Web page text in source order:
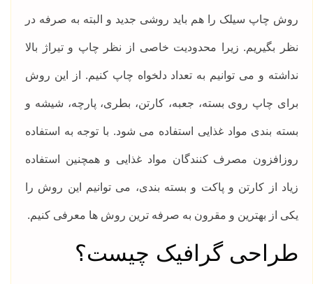
روش چاپ سیلک را هم باید روشی جدید و البته به صرفه در
نظر بگیریم. زیرا محدودیت خاصی از نظر چاپ و تیراژ بالا
نداشته و می توانیم به تعداد دلخواه چاپ کنیم. از این روش
برای چاپ روی بسته، جعبه، کارتن، بطری، پارچه، شیشه و
بسته بندی مواد غذایی استفاده می شود. با توجه به استفاده
روزافزون مصرف کنندگان مواد غذایی و همچنین استفاده
زیاد از کارتن و پاکت و بسته بندی، می توانیم این روش را
یکی از بهترین و مقرون به صرفه ترین روش ها معرفی کنیم.
طراحی گرافیک چیست؟